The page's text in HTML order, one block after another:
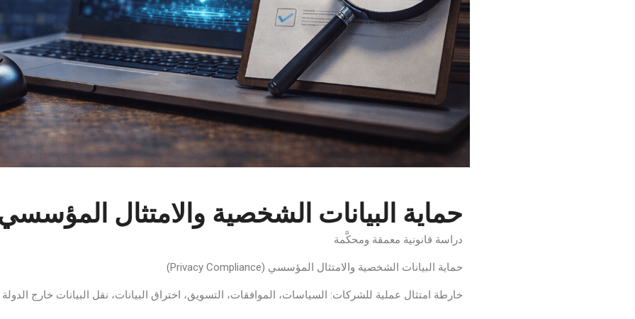
حماية البيانات الشخصية والامتثال
دراسة قانونية معمقة ومحكَّمة
حماية البيانات الشخصية والامتثال المؤسسي (Privacy Compliance)
خارطة امتثال عملية للشركات: السياسات، الموافقات، التسويق، اختراق البيانات، نقل البيانات خارج الدولة